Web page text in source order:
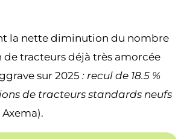
la nette diminution du nombre
tracteurs déjà très amorcée
sur 2025 : recul de 18.5 %
de tracteurs standards neufs